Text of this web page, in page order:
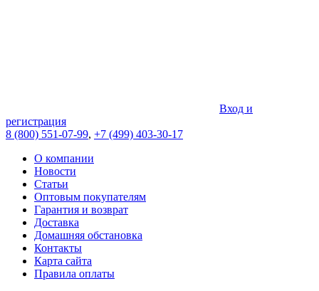
Вход и
регистрация
8 (800) 551-07-99, +7 (499) 403-30-17
О компании
Новости
Статьи
Оптовым покупателям
Гарантия и возврат
Доставка
Домашняя обстановка
Контакты
Карта сайта
Правила оплаты